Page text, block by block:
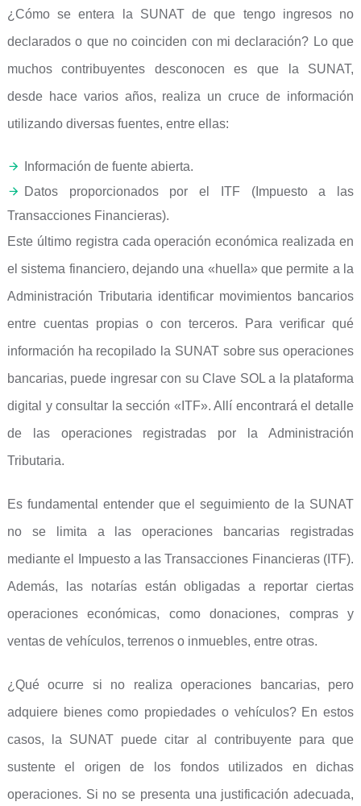
¿Cómo se entera la SUNAT de que tengo ingresos no
declarados o que no coinciden con mi declaración? Lo que
muchos contribuyentes desconocen es que la SUNAT,
desde hace varios años, realiza un cruce de información
utilizando diversas fuentes, entre ellas:
Información de fuente abierta.
Datos proporcionados por el ITF (Impuesto a las
Transacciones Financieras).
Este último registra cada operación económica realizada en
el sistema financiero, dejando una «huella» que permite a la
Administración Tributaria identificar movimientos bancarios
entre cuentas propias o con terceros. Para verificar qué
información ha recopilado la SUNAT sobre sus operaciones
bancarias, puede ingresar con su Clave SOL a la plataforma
digital y consultar la sección «ITF». Allí encontrará el detalle
de las operaciones registradas por la Administración
Tributaria.
Es fundamental entender que el seguimiento de la SUNAT
no se limita a las operaciones bancarias registradas
mediante el Impuesto a las Transacciones Financieras (ITF).
Además, las notarías están obligadas a reportar ciertas
operaciones económicas, como donaciones, compras y
ventas de vehículos, terrenos o inmuebles, entre otras.
¿Qué ocurre si no realiza operaciones bancarias, pero
adquiere bienes como propiedades o vehículos? En estos
casos, la SUNAT puede citar al contribuyente para que
sustente el origen de los fondos utilizados en dichas
operaciones. Si no se presenta una justificación adecuada,